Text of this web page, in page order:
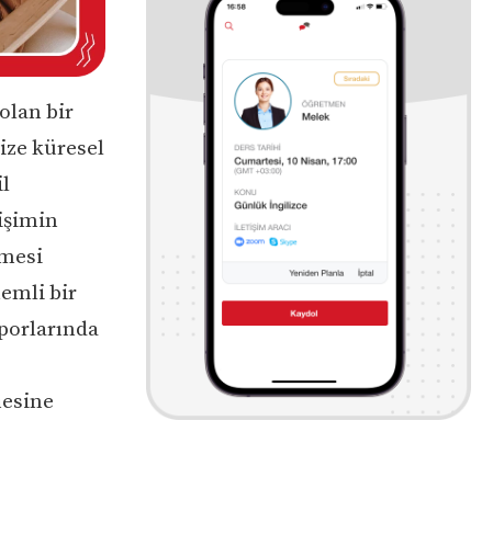
bir
küresel
bir